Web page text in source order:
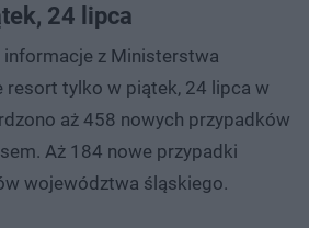
24 lipca
z Ministerstwa
resort tylko w piątek, 24 lipca w
aż 458 nowych przypadków
Aż 184 nowe przypadki
województwa śląskiego.